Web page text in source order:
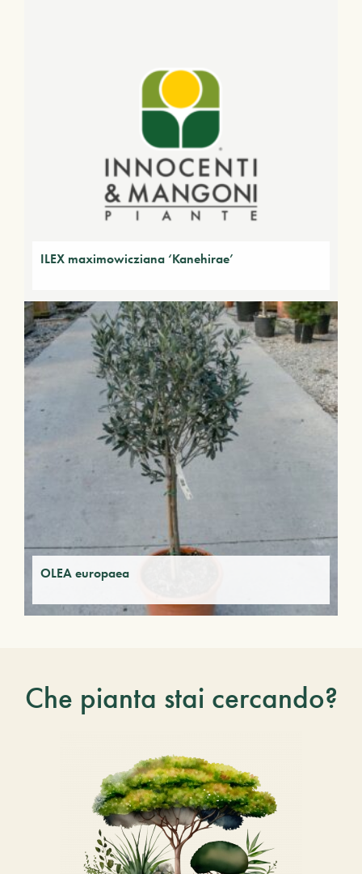
ILEX maximowicziana ‘Kanehirae’
OLEA europaea
Che pianta stai cercando?